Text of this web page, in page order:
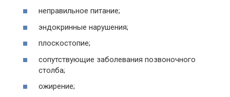
неправильное питание;
эндокринные нарушения;
плоскостопие;
сопутствующие заболевания позвоночного
столба;
ожирение;